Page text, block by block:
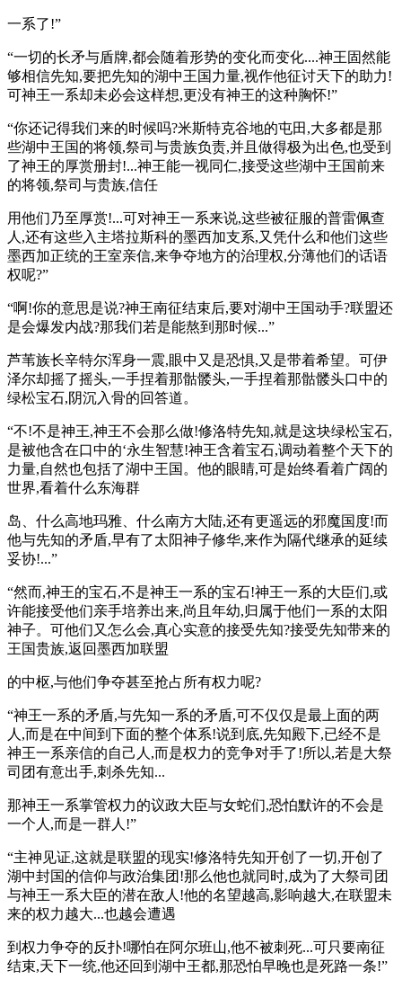
一系了!”
“一切的长矛与盾牌,都会随着形势的变化而变化....神王固然能
够相信先知,要把先知的湖中王国力量,视作他征讨天下的助力!
可神王一系却未必会这样想,更没有神王的这种胸怀!”
“你还记得我们来的时候吗?米斯特克谷地的屯田,大多都是那
些湖中王国的将领,祭司与贵族负责,并且做得极为出色,也受到
了神王的厚赏册封!...神王能一视同仁,接受这些湖中王国前来
的将领,祭司与贵族,信任
用他们乃至厚赏!...可对神王一系来说,这些被征服的普雷佩查
人,还有这些入主塔拉斯科的墨西加支系,又凭什么和他们这些
墨西加正统的王室亲信,来争夺地方的治理权,分薄他们的话语
权呢?”
“啊!你的意思是说?神王南征结束后,要对湖中王国动手?联盟还
是会爆发内战?那我们若是能熬到那时候...”
芦苇族长辛特尔浑身一震,眼中又是恐惧,又是带着希望。可伊
泽尔却摇了摇头,一手捏着那骷髅头,一手捏着那骷髅头口中的
绿松宝石,阴沉入骨的回答道。
“不!不是神王,神王不会那么做!修洛特先知,就是这块绿松宝石,
是被他含在口中的‘永生智慧!神王含着宝石,调动着整个天下的
力量,自然也包括了湖中王国。他的眼睛,可是始终看着广阔的
世界,看着什么东海群
岛、什么高地玛雅、什么南方大陆,还有更遥远的邪魔国度!而
他与先知的矛盾,早有了太阳神子修华,来作为隔代继承的延续
妥协!...”
“然而,神王的宝石,不是神王一系的宝石!神王一系的大臣们,或
许能接受他们亲手培养出来,尚且年幼,归属于他们一系的太阳
神子。可他们又怎么会,真心实意的接受先知?接受先知带来的
王国贵族,返回墨西加联盟
的中枢,与他们争夺甚至抢占所有权力呢?
“神王一系的矛盾,与先知一系的矛盾,可不仅仅是最上面的两
人,而是在中间到下面的整个体系!说到底,先知殿下,已经不是
神王一系亲信的自己人,而是权力的竞争对手了!所以,若是大祭
司团有意出手,刺杀先知...
那神王一系掌管权力的议政大臣与女蛇们,恐怕默许的不会是
一个人,而是一群人!”
“主神见证,这就是联盟的现实!修洛特先知开创了一切,开创了
湖中封国的信仰与政治集团!那么他也就同时,成为了大祭司团
与神王一系大臣的潜在敌人!他的名望越高,影响越大,在联盟未
来的权力越大...也越会遭遇
到权力争夺的反扑!哪怕在阿尔班山,他不被刺死...可只要南征
结束,天下一统,他还回到湖中王都,那恐怕早晚也是死路一条!”